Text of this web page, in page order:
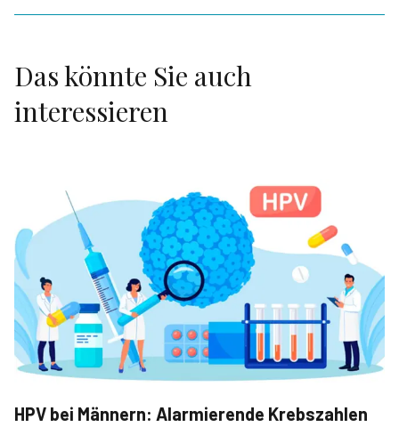
Das könnte Sie auch
interessieren
HPV bei Männern: Alarmierende Krebszahlen